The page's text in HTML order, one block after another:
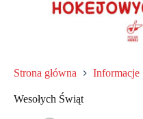
Strona główna Informacje
Wesołych Świąt